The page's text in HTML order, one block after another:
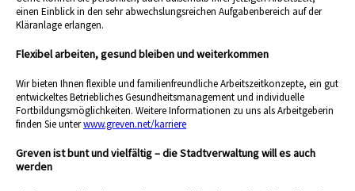
einen Einblick in den sehr abwechslungsreichen Aufgabenbereich auf der
Kläranlage erlangen.
Flexibel arbeiten, gesund bleiben und weiterkommen
Wir bieten Ihnen flexible und familienfreundliche Arbeitszeitkonzepte, ein gut
entwickeltes Betriebliches Gesundheitsmanagement und individuelle
Fortbildungsmöglichkeiten. Weitere Informationen zu uns als Arbeitgeberin
finden Sie unterwww.greven.net/karriere
Greven ist bunt und vielfältig – die Stadtverwaltung will es auch
werden